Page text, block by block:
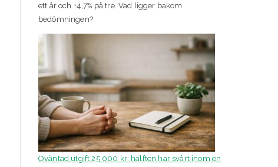
ett år och +4,7% på tre. Vad ligger bakom
bedömningen?
Oväntad utgift 25 000 kr: hälften har svårt inom en